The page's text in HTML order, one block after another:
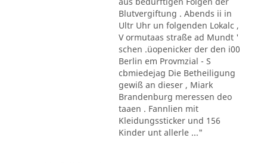
Blutvergiftung . Abends ii in
Ultr Uhr un folgenden Lokalc ,
V ormutaas straße ad Mundt '
schen .üopenicker der den i00
Berlin em Provmzial - S
cbmiedejag Die Betheiligung
gewiß an dieser , Miark
Brandenburg meressen deo
taaen . Fannlien mit
Kleidungssticker und 156
Kinder unt allerle ..."